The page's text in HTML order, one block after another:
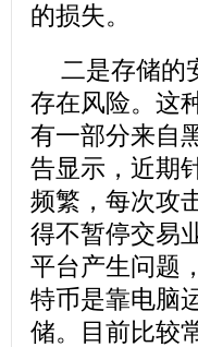
的损失。
二是存储的
存在风险。这
有一部分来自
告显示，近期
频繁，每次攻
得不暂停交易
平台产生问题
特币是靠电脑
储。目前比较